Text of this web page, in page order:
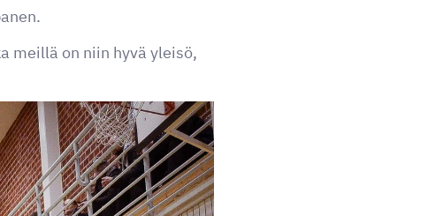
meillä on niin hyvä yleisö,